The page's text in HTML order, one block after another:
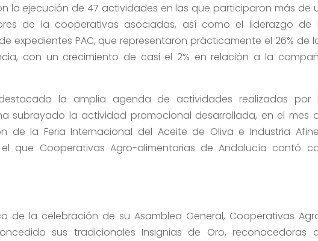
la ejecución de 47 actividades en las que participaron más de
de la cooperativas asociadas, así como el liderazgo de
expedientes PAC, que representaron prácticamente el 26% de
con un crecimiento de casi el 2% en relación a la
la amplia agenda de actividades realizadas por
subrayado la actividad promocional desarrollada, en el mes
de la Feria Internacional del Aceite de Oliva e Industria
el que Cooperativas Agro-alimentarias de Andalucía contó
de la celebración de su Asamblea General, Cooperativas
sus tradicionales Insignias de Oro, reconocedoras